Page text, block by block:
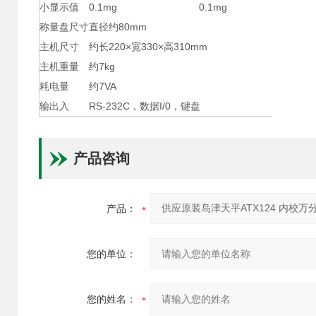
小显示值
0.1mg
0.1mg
称量盘尺寸直径约80mm
主机尺寸
约长220×宽330×高310mm
主机重量
约7kg
耗电量
约7VA
输出入
RS-232C，数据I/0，键盘
产品咨询
产品：
您的单位：
您的姓名：